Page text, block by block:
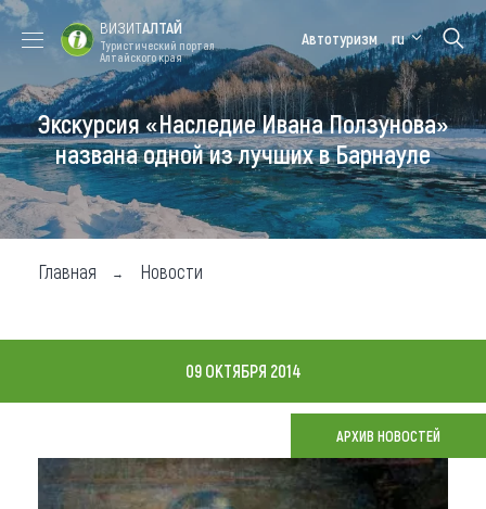
Форум VISIT
ALTAI
Цветение
маральника
Медицинский
форум
Алтайская
зимовка
Туры
Где побывать
Чем заняться
Где остановиться
Новости
ВИЗИТАЛТАЙ
Туристический портал
Алтайского края
Автотуризм ru
Экскурсия «Наследие Ивана Ползунова»
названа одной из лучших в Барнауле
Главная Новости
09 ОКТЯБРЯ 2014
АРХИВ НОВОСТЕЙ